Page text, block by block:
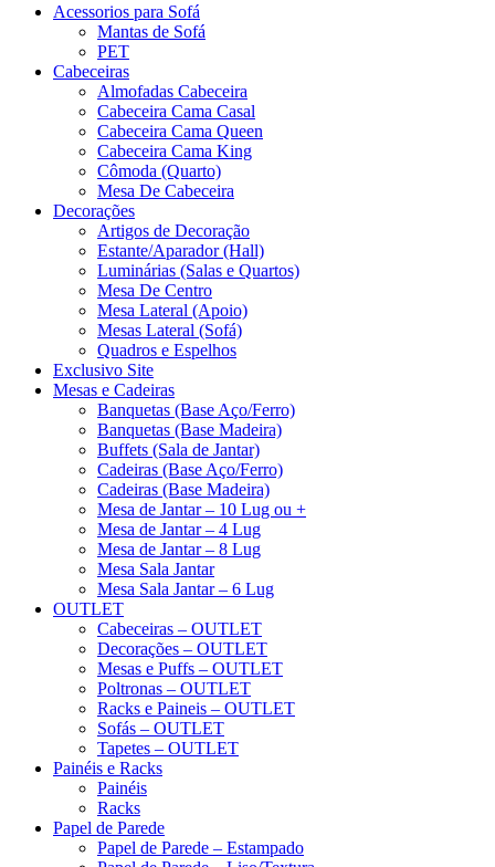
Acessorios para Sofá
Mantas de Sofá
PET
Cabeceiras
Almofadas Cabeceira
Cabeceira Cama Casal
Cabeceira Cama Queen
Cabeceira Cama King
Cômoda (Quarto)
Mesa De Cabeceira
Decorações
Artigos de Decoração
Estante/Aparador (Hall)
Luminárias (Salas e Quartos)
Mesa De Centro
Mesa Lateral (Apoio)
Mesas Lateral (Sofá)
Quadros e Espelhos
Exclusivo Site
Mesas e Cadeiras
Banquetas (Base Aço/Ferro)
Banquetas (Base Madeira)
Buffets (Sala de Jantar)
Cadeiras (Base Aço/Ferro)
Cadeiras (Base Madeira)
Mesa de Jantar – 10 Lug ou +
Mesa de Jantar – 4 Lug
Mesa de Jantar – 8 Lug
Mesa Sala Jantar
Mesa Sala Jantar – 6 Lug
OUTLET
Cabeceiras – OUTLET
Decorações – OUTLET
Mesas e Puffs – OUTLET
Poltronas – OUTLET
Racks e Paineis – OUTLET
Sofás – OUTLET
Tapetes – OUTLET
Painéis e Racks
Painéis
Racks
Papel de Parede
Papel de Parede – Estampado